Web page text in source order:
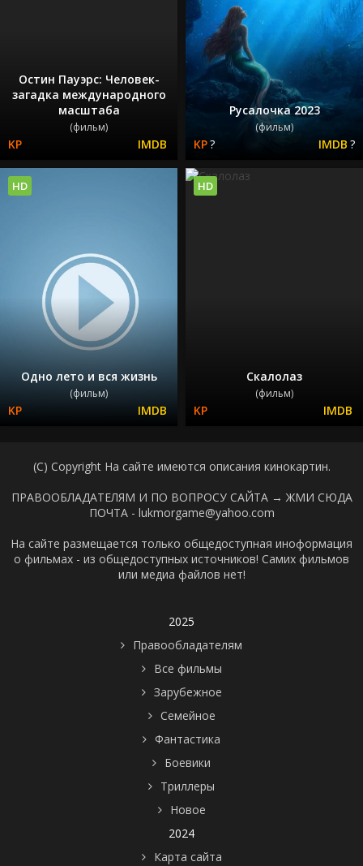
Остин Пауэрс: Человек-
загадка международного
масштаба
(фильм)
Русалочка 2023
(фильм)
? ?
Одно лето и вся жизнь
(фильм)
HD
Скалолаз
(фильм)
HD
(C) Copyright На сайте имеются описания кинокартин.
ПРАВООБЛАДАТЕЛЯМ И ПО ВОПРОСУ САЙТА → ЖМИ СЮДА
ПОЧТА - lukmorgame@yahoo.com
На сайте размещается только общедоступная иноформация
о фильмах - из общедоступных источников! Самих фильмов
или медиа файлов нет!
2025
Правообладателям
Все фильмы
Зарубежное
Семейное
Фантастика
Боевики
Триллеры
Новое
2024
Карта сайта